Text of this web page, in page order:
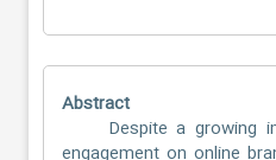
Abstract
Despite a growing
engagement on online